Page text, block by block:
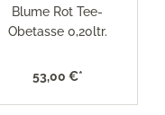
Blume Rot Tee-
Obetasse 0,20ltr.
53,00 €*